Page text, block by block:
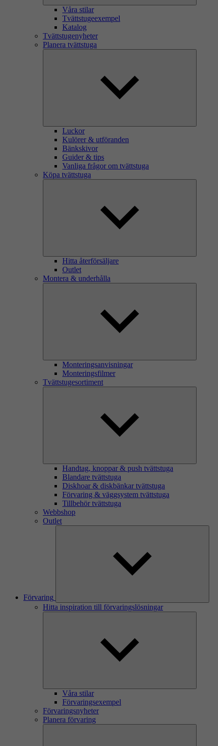
Våra stilar
Tvättstugeexempel
Katalog
Tvättstugenyheter
Planera tvättstuga
Luckor
Kulörer & utföranden
Bänkskivor
Guider & tips
Vanliga frågor om tvättstuga
Köpa tvättstuga
Hitta återförsäljare
Outlet
Montera & underhålla
Monteringsanvisningar
Monteringsfilmer
Tvättstugesortiment
Handtag, knoppar & push tvättstuga
Blandare tvättstuga
Diskhoar & diskbänkar tvättstuga
Förvaring & väggsystem tvättstuga
Tillbehör tvättstuga
Webbshop
Outlet
Förvaring
Hitta inspiration till förvaringslösningar
Våra stilar
Förvaringsexempel
Förvaringsnyheter
Planera förvaring